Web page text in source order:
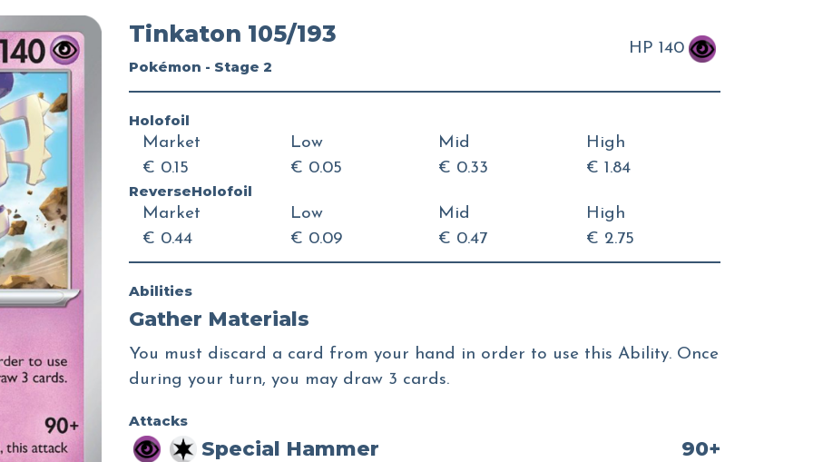
Tinkaton 105/193
Pokémon - Stage 2
HP 140
Holofoil
Market
€ 0.15
Low
€ 0.05
Mid
€ 0.33
High
€ 1.84
ReverseHolofoil
Market
€ 0.44
Low
€ 0.09
Mid
€ 0.47
High
€ 2.75
Abilities
Gather Materials
You must discard a card from your hand in order to use this Ability. Once
during your turn, you may draw 3 cards.
Attacks
Special Hammer 90+